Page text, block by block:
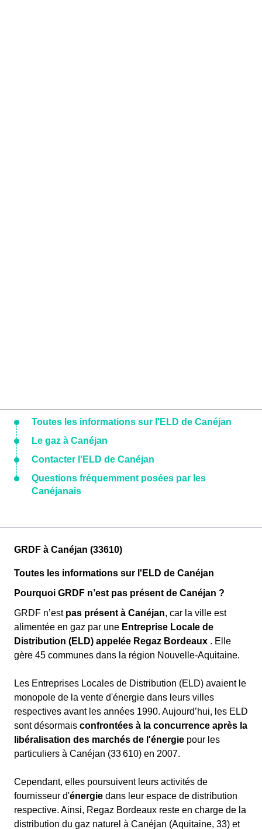
Toutes les informations sur l'ELD de Canéjan
Le gaz à Canéjan
Contacter l'ELD de Canéjan
Questions fréquemment posées par les
Canéjanais
GRDF à Canéjan (33610)
Toutes les informations sur l'ELD de Canéjan
Pourquoi GRDF n’est pas présent de Canéjan ?
GRDF n’est pas présent à Canéjan, car la ville est
alimentée en gaz par une Entreprise Locale de
Distribution (ELD) appelée Regaz Bordeaux . Elle
gère 45 communes dans la région Nouvelle-Aquitaine.
Les Entreprises Locales de Distribution (ELD) avaient le
monopole de la vente d'énergie dans leurs villes
respectives avant les années 1990. Aujourd’hui, les ELD
sont désormais confrontées à la concurrence après la
libéralisation des marchés de l'énergie pour les
particuliers à Canéjan (33 610) en 2007.
Cependant, elles poursuivent leurs activités de
fournisseur d'énergie dans leur espace de distribution
respective. Ainsi, Regaz Bordeaux reste en charge de la
distribution du gaz naturel à Canéjan (Aquitaine, 33) et